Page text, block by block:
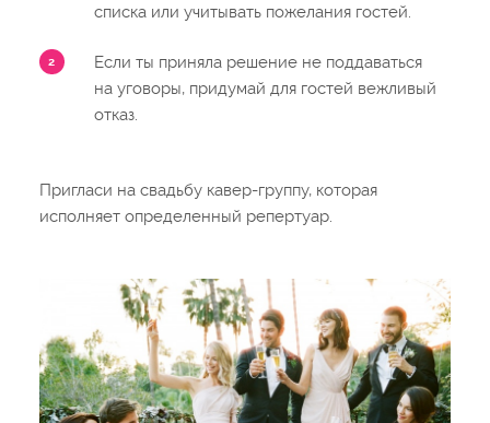
списка или учитывать пожелания гостей.
Если ты приняла решение не поддаваться
на уговоры, придумай для гостей вежливый
отказ.
Пригласи на свадьбу кавер-группу, которая
исполняет определенный репертуар.